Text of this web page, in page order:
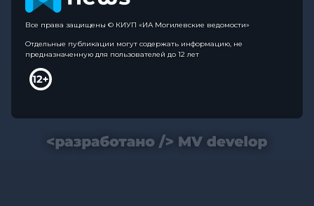
Все права защищены © КИУП «ИА Могилевские ведомости»
Отдельные публикации могут содержать информацию, не
предназначенную для пользователей до 12 лет